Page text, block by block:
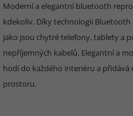
Moderní a elegantní bluetooth
kdekoliv. Díky technologii
jako jsou chytré telefony, tablety a
nepříjemných kabelů. Elegantní a
hodí do každého interiéru a
prostoru.